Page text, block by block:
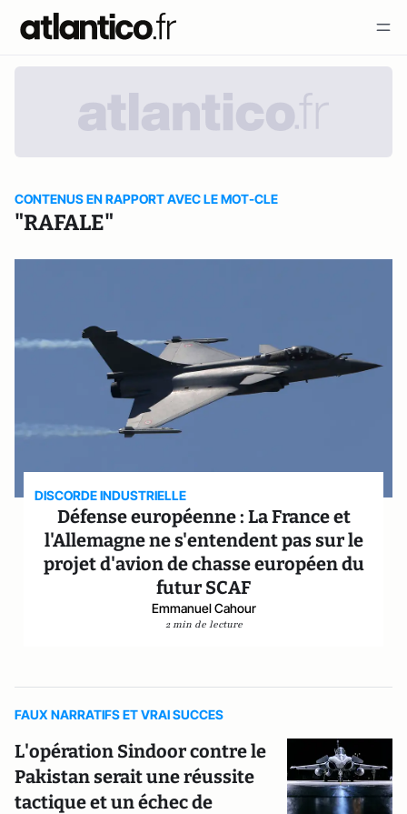
CONTENUS EN RAPPORT AVEC LE MOT-CLE
"RAFALE"
DISCORDE INDUSTRIELLE
Défense européenne : La France et
l'Allemagne ne s'entendent pas sur le
projet d'avion de chasse européen du
futur SCAF
Emmanuel Cahour
2 min de lecture
FAUX NARRATIFS ET VRAI SUCCES
L'opération Sindoor contre le
Pakistan serait une réussite
tactique et un échec de